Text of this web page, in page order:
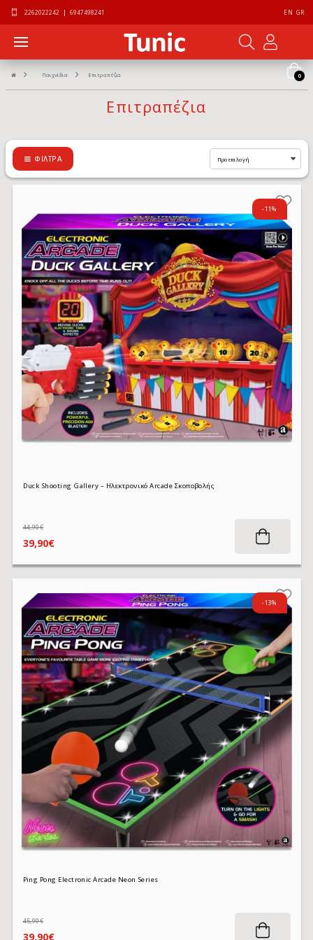
2262022242 | 6947498241 EN GR
0
Παιχνίδια Επιτραπέζια
Επιτραπέζια
ΦΊΛΤΡΑ
-11%
Duck Shooting Gallery – Ηλεκτρονικό Arcade Σκοποβολής
39,90€
44,90€
-13%
Ping Pong Electronic Arcade Neon Series
39,90€
45,90€